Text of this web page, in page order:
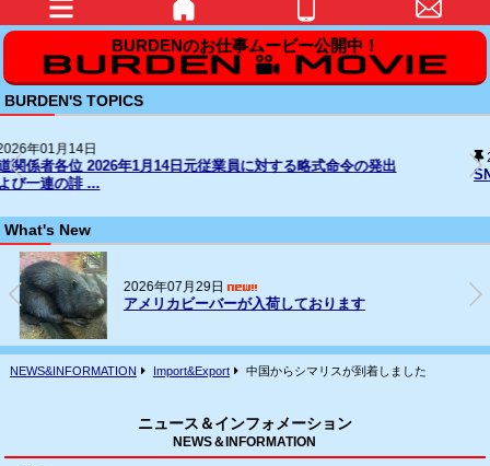
BURDEN'S TOPICS
2025年12月31日
SNS上の名誉毀損行為に対する法的措置の経過について
What's New
2026年07月16日
フェレット(ヨーロッパCB)の輸入
NEWS&INFORMATION Import&Export 中国からシマリスが到着しました
ニュース＆インフォメーション
NEWS＆INFORMATION